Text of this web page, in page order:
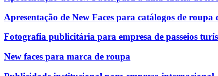
Apresentação de New Faces para catálogos de roupa
Fotografia publicitária para empresa de passeios
New faces para marca de roupa